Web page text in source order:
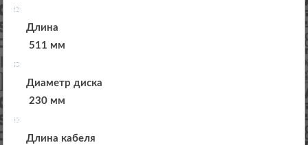
Длина
511 мм
Диаметр диска
230 мм
Длина кабеля